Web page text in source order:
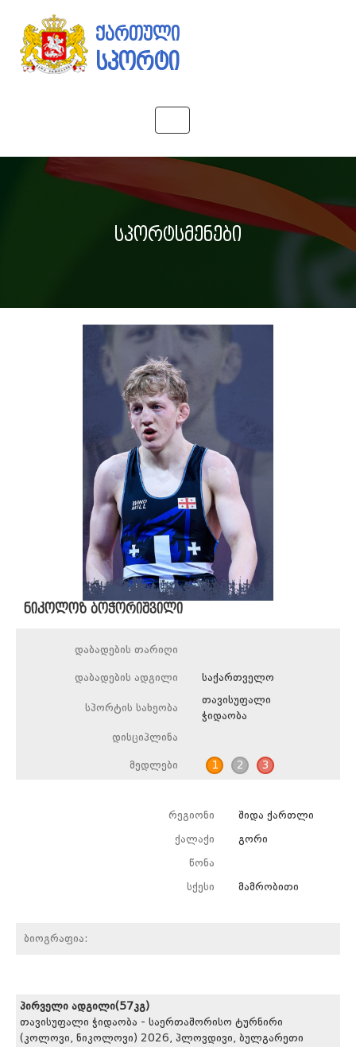
ქართული
სპორტი
navigation
სპორტსმენები
ნიკოლოზ ბოჭორიშვილი
დაბადების თარიღი
დაბადების ადგილი საქართველო
სპორტის სახეობა
თავისუფალი
ჭიდაობა
დისციპლინა
მედლები 1 2 3
რეგიონი შიდა ქართლი
ქალაქი გორი
წონა
სქესი მამრობითი
ბიოგრაფია:
პირველი ადგილი(57კგ)
თავისუფალი ჭიდაობა - საერთაშორისო ტურნირი
(კოლოვი, ნიკოლოვი) 2026, პლოვდივი, ბულგარეთი